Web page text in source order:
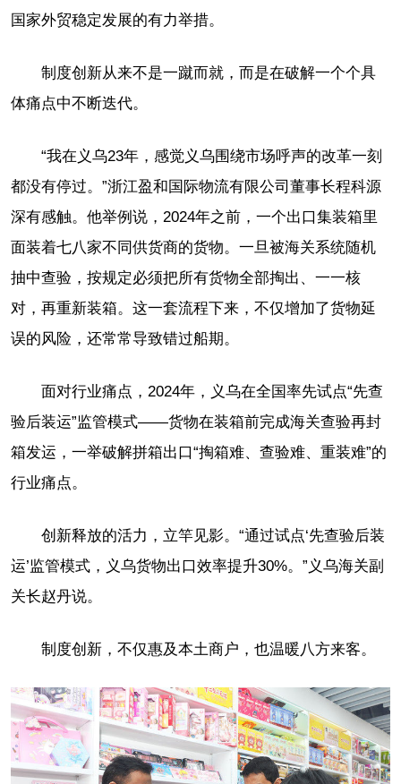
国家外贸稳定发展的有力举措。
制度创新从来不是一蹴而就，而是在破解一个个具
体痛点中不断迭代。
“我在义乌23年，感觉义乌围绕市场呼声的改革一刻
都没有停过。”浙江盈和国际物流有限公司董事长程科源
深有感触。他举例说，2024年之前，一个出口集装箱里
面装着七八家不同供货商的货物。一旦被海关系统随机
抽中查验，按规定必须把所有货物全部掏出、一一核
对，再重新装箱。这一套流程下来，不仅增加了货物延
误的风险，还常常导致错过船期。
面对行业痛点，2024年，义乌在全国率先试点“先查
验后装运”监管模式——货物在装箱前完成海关查验再封
箱发运，一举破解拼箱出口“掏箱难、查验难、重装难”的
行业痛点。
创新释放的活力，立竿见影。“通过试点‘先查验后装
运’监管模式，义乌货物出口效率提升30%。”义乌海关副
关长赵丹说。
制度创新，不仅惠及本土商户，也温暖八方来客。